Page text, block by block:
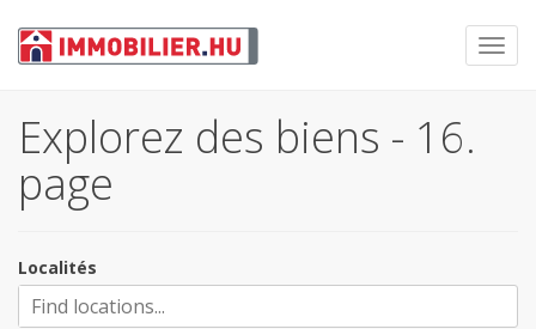
Explorez des biens - 16.
page
Localités